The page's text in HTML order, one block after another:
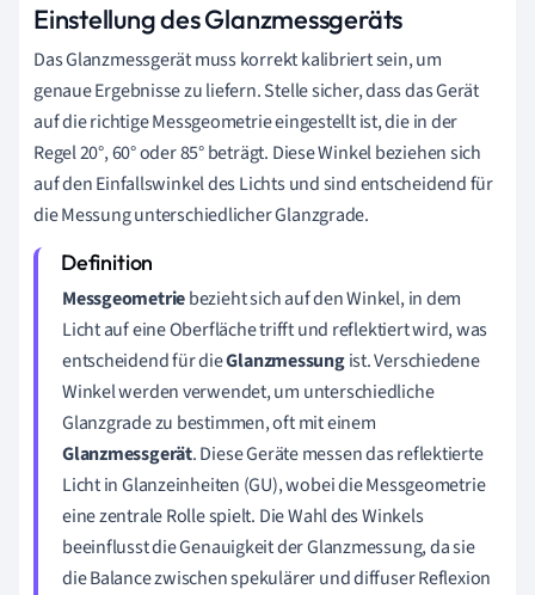
Einstellung des Glanzmessgeräts
Das Glanzmessgerät muss korrekt kalibriert sein, um
genaue Ergebnisse zu liefern. Stelle sicher, dass das Gerät
auf die richtige Messgeometrie eingestellt ist, die in der
Regel 20°, 60° oder 85° beträgt. Diese Winkel beziehen sich
auf den Einfallswinkel des Lichts und sind entscheidend für
die Messung unterschiedlicher Glanzgrade.
Messgeometriebezieht sich auf den Winkel, in dem
Licht auf eine Oberfläche trifft und reflektiert wird, was
entscheidend für dieGlanzmessungist. Verschiedene
Winkel werden verwendet, um unterschiedliche
Glanzgrade zu bestimmen, oft mit einem
Glanzmessgerät. Diese Geräte messen das reflektierte
Licht in Glanzeinheiten (GU), wobei die Messgeometrie
eine zentrale Rolle spielt. Die Wahl des Winkels
beeinflusst die Genauigkeit der Glanzmessung, da sie
die Balance zwischen spekulärer und diffuser Reflexion